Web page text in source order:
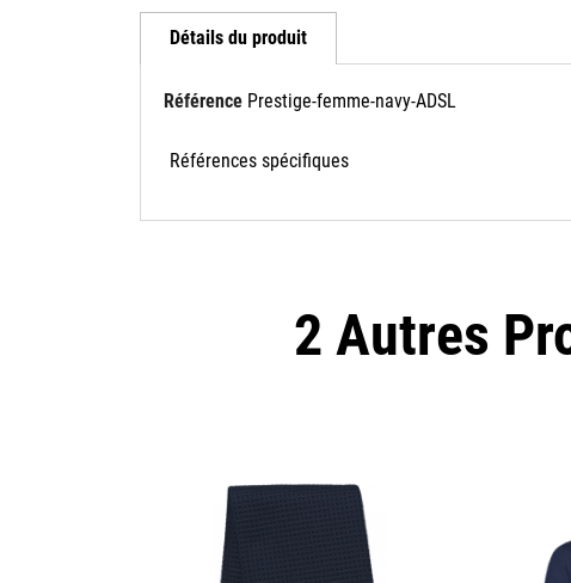
Détails du produit
Référence Prestige-femme-navy-ADSL
Références spécifiques
2 Autres